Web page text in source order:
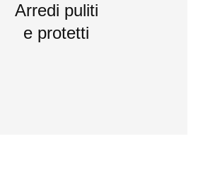
Arredi puliti
e protetti